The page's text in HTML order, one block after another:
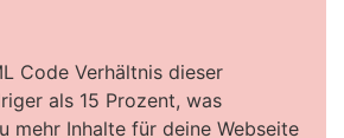
Code Verhältnis dieser
als 15 Prozent, was
mehr Inhalte für deine Webseite